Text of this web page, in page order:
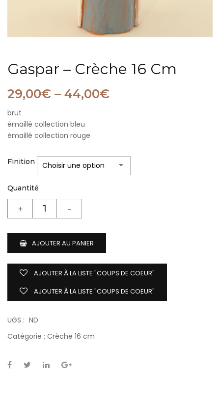
Gaspar – Crèche 16 Cm
29,00€ – 44,00€
brut
émaillé collection bleu
émaillé collection rouge
Finition
Quantité
AJOUTER AU PANIER
AJOUTER À LA LISTE "COUPS DE COEUR"
AJOUTER À LA LISTE "COUPS DE COEUR"
UGS : ND
Catégorie : Crèche 16 cm